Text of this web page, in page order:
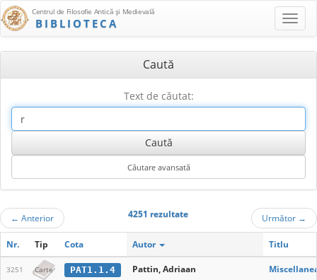
Centrul de Filosofie Antică şi Medievală
BIBLIOTECA
Caută
Text de căutat:
← Anterior 4251 rezultate Următor →
Nr. Tip Cota Autor Titlu
3251 Carte PAT1.1.4 Pattin, Adriaan